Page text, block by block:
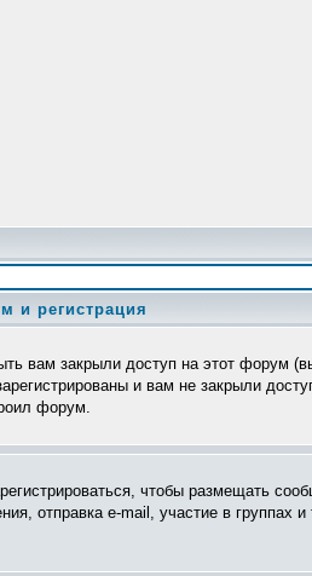
и регистрация
вам закрыли доступ на этот форум
и вам не закрыли
форум.
чтобы размещать
отправка e-mail, участие в группах